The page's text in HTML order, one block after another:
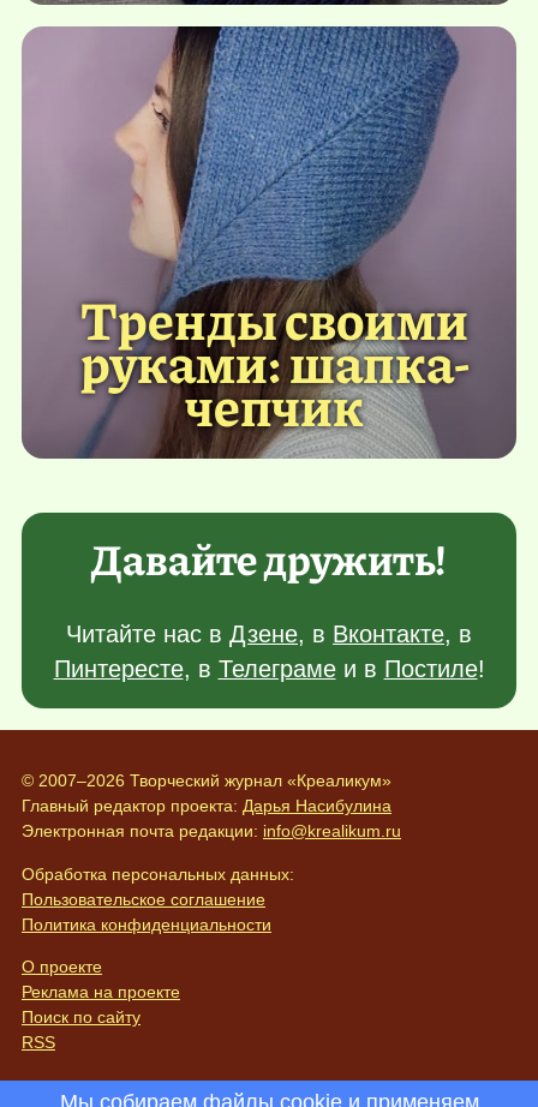
Тренды своими
руками: шапка-
чепчик
Давайте дружить!
Читайте нас в Дзене, в Вконтакте, в
Пинтересте, в Телеграмеи в Постиле!
© 2007–2026 Творческий журнал «Креаликум»
Главный редактор проекта: Дарья Насибулина
Электронная почта редакции: info@krealikum.ru
Обработка персональных данных:
Пользовательское соглашение
Политика конфиденциальности
О проекте
Реклама на проекте
Поиск по сайту
RSS
Мы собираем файлы cookie и применяем